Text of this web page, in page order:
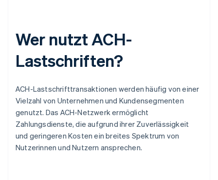
Wer nutzt ACH-
Lastschriften?
ACH-Lastschrifttransaktionen werden häufig von einer
Vielzahl von Unternehmen und Kundensegmenten
genutzt. Das ACH-Netzwerk ermöglicht
Zahlungsdienste, die aufgrund ihrer Zuverlässigkeit
und geringeren Kosten ein breites Spektrum von
Nutzerinnen und Nutzern ansprechen.